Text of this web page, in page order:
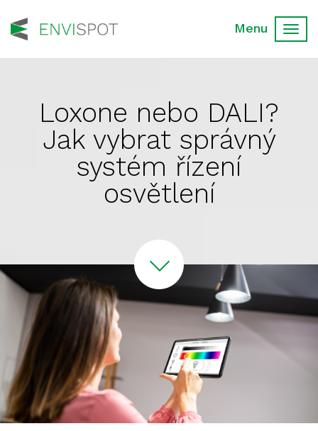
Loxone nebo DALI?
Jak vybrat správný
systém řízení
osvětlení